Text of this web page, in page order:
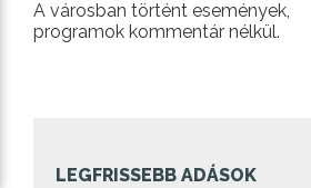
A városban történt események,
programok kommentár nélkül.
LEGFRISSEBB ADÁSOK